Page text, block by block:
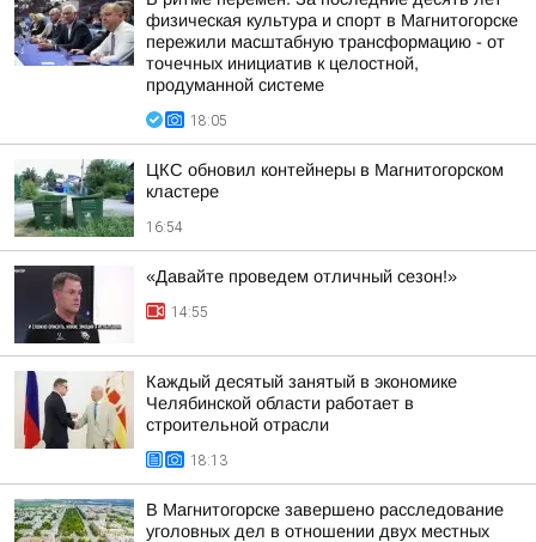
физическая культура и спорт в Магнитогорске
пережили масштабную трансформацию - от
точечных инициатив к целостной,
продуманной системе
18:05
ЦКС обновил контейнеры в Магнитогорском
кластере
16:54
«Давайте проведем отличный сезон!»
14:55
Каждый десятый занятый в экономике
Челябинской области работает в
строительной отрасли
18:13
В Магнитогорске завершено расследование
уголовных дел в отношении двух местных